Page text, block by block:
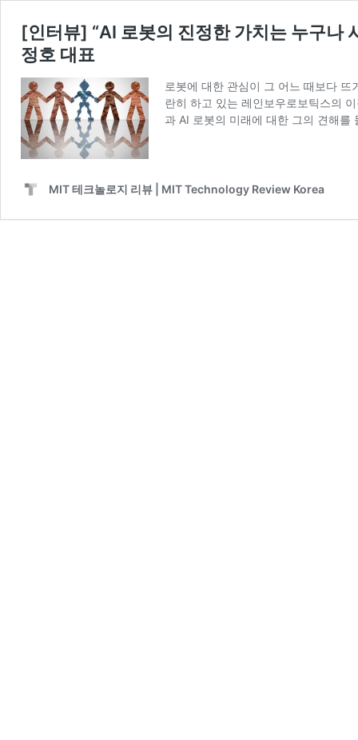
[인터뷰] “AI 로봇의 진정한 가치는 누구나
정호 대표
로봇에 대한 관심이 그 어느 때보다
란히 하고 있는 레인보우로보틱스의
과 AI 로봇의 미래에 대한 그의 견해를
MIT 테크놀로지 리뷰 | MIT Technology Review Korea